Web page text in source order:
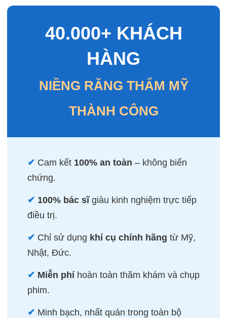
40.000+ KHÁCH
HÀNG
NIỀNG RĂNG THẨM MỸ
THÀNH CÔNG
✔ Cam kết 100% an toàn – không biến
chứng.
✔ 100% bác sĩgiàu kinh nghiệm trực tiếp
điều trị.
✔ Chỉ sử dụng khí cụ chính hãng từ Mỹ,
Nhật, Đức.
✔ Miễn phíhoàn toàn thăm khám và chụp
phim.
✔ Minh bạch, nhất quán trong toàn bộ